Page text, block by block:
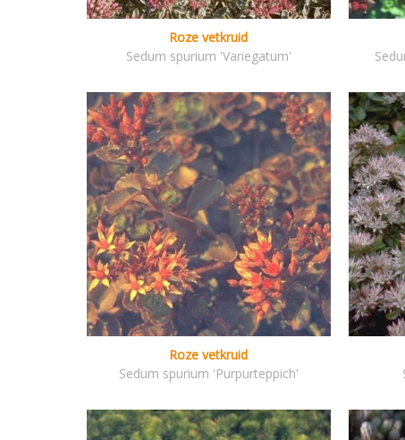
Roze vetkruid
Sedum spurium 'Variegatum'
Roze vetkruid
Sedum spurium 'Purpurteppich'